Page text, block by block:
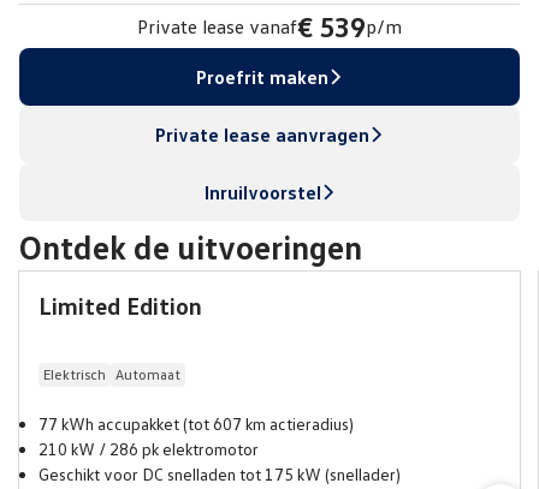
Private lease vanaf€ 539p/m
Proefrit maken
Private lease aanvragen
Inruilvoorstel
Ontdek de uitvoeringen
Limited Edition
Elektrisch Automaat
77 kWh accupakket (tot 607 km actieradius)
210 kW / 286 pk elektromotor
Geschikt voor DC snelladen tot 175 kW (snellader)